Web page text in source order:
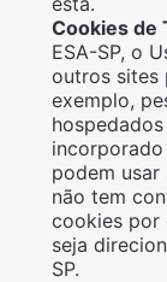
Cookies de
ESA-SP, o
outros sites
exemplo,
podem usar
não tem
cookies por
seja
SP.